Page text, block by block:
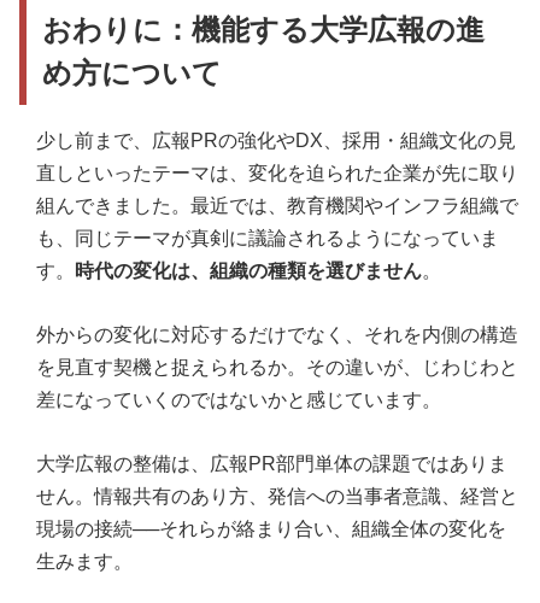
おわりに：機能する大学広報の進
め方について
少し前まで、広報PRの強化やDX、採用・組織文化の見
直しといったテーマは、変化を迫られた企業が先に取り
組んできました。最近では、教育機関やインフラ組織で
も、同じテーマが真剣に議論されるようになっていま
す。 時代の変化は、組織の種類を選びません。
外からの変化に対応するだけでなく、それを内側の構造
を見直す契機と捉えられるか。その違いが、じわじわと
差になっていくのではないかと感じています。
大学広報の整備は、広報PR部門単体の課題ではありま
せん。情報共有のあり方、発信への当事者意識、経営と
現場の接続──それらが絡まり合い、組織全体の変化を
生みます。